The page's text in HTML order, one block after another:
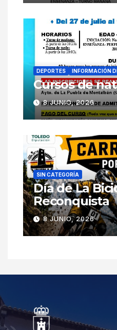
DEPORTES INFORMACIÓN
Cursos de
8 JUNIO, 2026
SIN CATEGORÍA
Día de La
Reconquista
8 JUNIO, 2026